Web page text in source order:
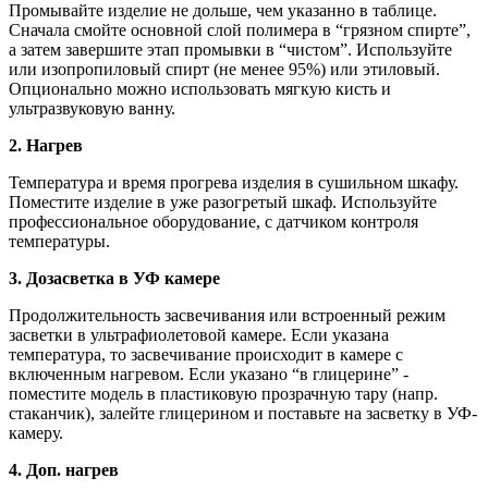
Промывайте изделие не дольше, чем указанно в таблице.
Сначала смойте основной слой полимера в “грязном спирте”,
а затем завершите этап промывки в “чистом”. Используйте
или изопропиловый спирт (не менее 95%) или этиловый.
Опционально можно использовать мягкую кисть и
ультразвуковую ванну.
2. Нагрев
Температура и время прогрева изделия в сушильном шкафу.
Поместите изделие в уже разогретый шкаф. Используйте
профессиональное оборудование, с датчиком контроля
температуры.
3. Дозасветка в УФ камере
Продолжительность засвечивания или встроенный режим
засветки в ультрафиолетовой камере. Если указана
температура, то засвечивание происходит в камере с
включенным нагревом. Если указано “в глицерине” -
поместите модель в пластиковую прозрачную тару (напр.
стаканчик), залейте глицерином и поставьте на засветку в УФ-
камеру.
4. Доп. нагрев